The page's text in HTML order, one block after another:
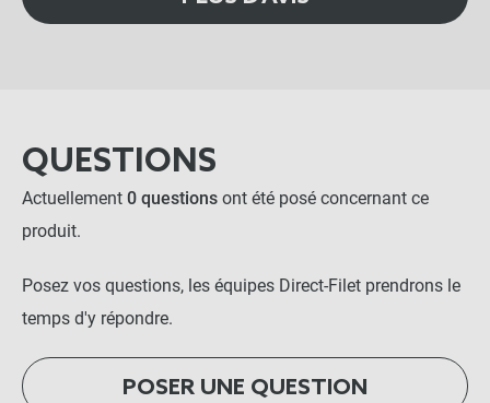
QUESTIONS
Actuellement 0 questions ont été posé concernant ce
produit.
Posez vos questions, les équipes Direct-Filet prendrons le
temps d'y répondre.
POSER UNE QUESTION